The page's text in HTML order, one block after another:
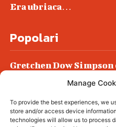
Manage
To provide the best experiences, we
store and/or access device
technologies will allow us to process
Era ubriaca…
Popolari
Gretchen Dow Simpson
Podlech, il Cile lo ha
all’ergastolo